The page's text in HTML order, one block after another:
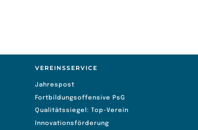
VEREINSSERVICE
Jahrespost
Fortbildungsoffensive PsG
Qualitätssiegel: Top-Verein
Innovationsförderung